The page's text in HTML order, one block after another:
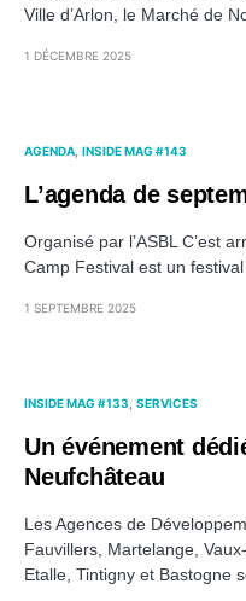
Ville d’Arlon, le Marché de
1 DÉCEMBRE 2025
AGENDA INSIDE MAG #143
L’agenda de
Organisé par l’ASBL C’est
Camp Festival est un
1 SEPTEMBRE 2025
INSIDE MAG #133 SERVICES
Un événement
Neufchâteau
Les Agences de
Fauvillers, Martelange,
Etalle, Tintigny et Bastogne